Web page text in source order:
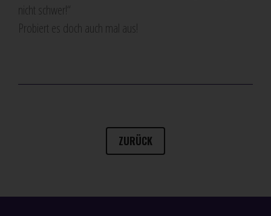
nicht schwer!“
Probiert es doch auch mal aus!
ZURÜCK